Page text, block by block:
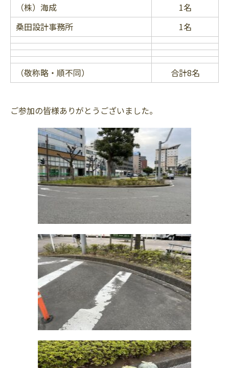
（株）海成
1名
桑田設計事務所
1名
（敬称略・順不同） 合計8名
ご参加の皆様ありがとうございました。